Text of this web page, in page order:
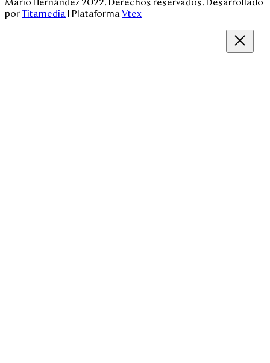
Mario Hernández 2022. Derechos reservados. Desarrollado
porTitamedia l Plataforma Vtex